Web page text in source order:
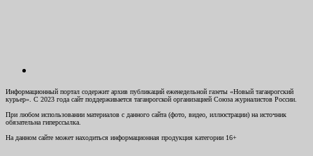
Информационный портал содержит архив публикаций еженедельной газеты «Новый таганрогский
курьер». С 2023 года сайт поддерживается таганрогской организацией Союза журналистов России.
При любом использовании материалов с данного сайта (фото, видео, иллюстрации) на источник
обязательна гиперссылка.
На данном сайте может находиться информационная продукция категории 16+